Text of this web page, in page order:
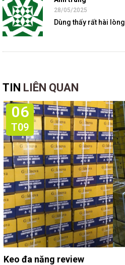
28/05/2025
Dùng thấy rất hài lòng
TIN LIÊN QUAN
06
T09
Keo đa năng review